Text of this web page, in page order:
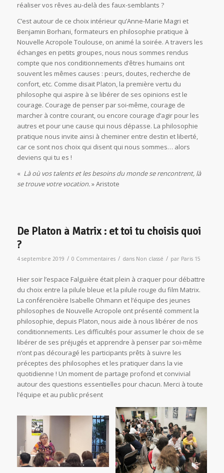
réaliser vos rêves au-delà des faux-semblants ?
C’est autour de ce choix intérieur qu’Anne-Marie Magri et
Benjamin Borhani, formateurs en philosophie pratique à
Nouvelle Acropole Toulouse, on animé la soirée. A travers les
échanges en petits groupes, nous nous sommes rendus
compte que nos conditionnements d’êtres humains ont
souvent les mêmes causes : peurs, doutes, recherche de
confort, etc. Comme disait Platon, la première vertu du
philosophe qui aspire à se libérer de ses opinions est le
courage. Courage de penser par soi-même, courage de
marcher à contre courant, ou encore courage d’agir pour les
autres et pour une cause qui nous dépasse. La philosophie
pratique nous invite ainsi à cheminer entre destin et liberté,
car ce sont nos choix qui disent qui nous sommes… alors
deviens qui tu es !
« Là où vos talents et les besoins du monde se rencontrent, là
se trouve votre vocation.» Aristote
De Platon à Matrix : et toi tu choisis quoi
?
4 septembre 2019 / 0 Commentaires / dans Non classé / par Paris 15
Hier soir l’espace Falguière était plein à craquer pour débattre
du choix entre la pilule bleue et la pilule rouge du film Matrix.
La conférencière Isabelle Ohmann et l’équipe des jeunes
philosophes de Nouvelle Acropole ont présenté comment la
philosophie, depuis Platon, nous aide à nous libérer de nos
conditionnements. Les difficultés pour assumer le choix de se
libérer de ses préjugés et apprendre à penser par soi-même
n’ont pas découragé les participants prêts à suivre les
préceptes des philosophes et les pratiquer dans la vie
quotidienne ! Un moment de partage profond et convivial
autour des questions essentielles pour chacun. Merci à toute
l’équipe et au public présent